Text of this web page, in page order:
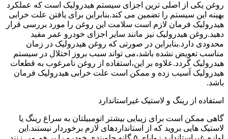
روغن یکی از اصلی ترین اجزای سیستم هیدرولیک است که عملکرد
بهینه این سیستم را تضمین می کند.بنابراین برای یافتن علت خرابی
هیدرولیک فرمان لازم است سلامت این روغن را مورد بررسی قرار
دهید.روغن هیدرولیک نیز مانند سایر اجزای خودرو عمر مفید
محدودی دارد.بنابراین در صورتی که روغن هیدرولیک در زمان
مناسب تعویض نشده باشد،می تواند سبب بروز اختلال در سیستم
هیدرولیک گردد.علاوه بر این،استفاده از روغن نامرغوب به قطعات
هیدرولیک آسیب زده و ممکن است علت خرابی هیدرولیک فرمان
باشد.
استفاده از رینگ و لاستیک غیراستاندارد
گاهی ممکن است برای زیبایی بیشتر اتومبیلتان به سراغ رینگ یا
لاستیک هایی بروید که از استانداردهای لازم برخوردار نیستند.این